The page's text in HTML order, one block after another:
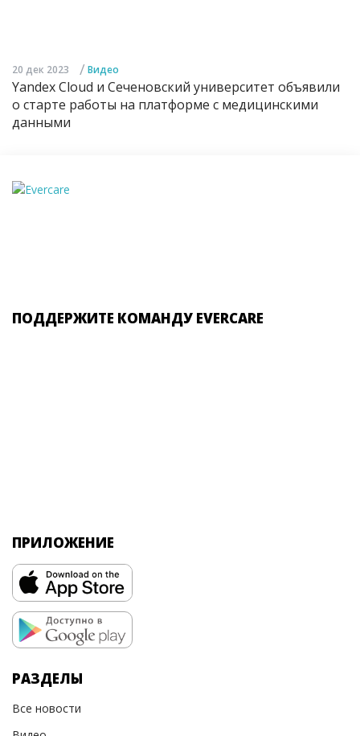
20 дек 2023 / Видео
Yandex Cloud и Сеченовский университет объявили
о старте работы на платформе с медицинскими
данными
ПОДДЕРЖИТЕ КОМАНДУ EVERCARE
ПРИЛОЖЕНИЕ
РАЗДЕЛЫ
Все новости